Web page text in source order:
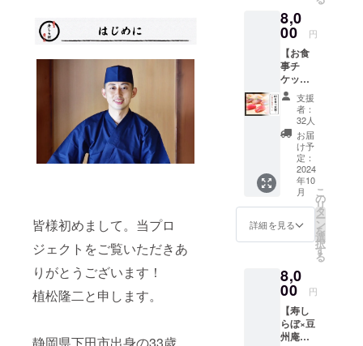
皆様初めまして。当プロ
ジェクトをご覧いただきあ
りがとうございます！
植松隆二と申します。
す。万
が一
10/13(
日)22時
よりも
後に支
援され
た場合
は下田
ソルト
１袋を
ご提供
しま
す。 下
１パッ
ク 保存
を避け
て常温
保存 原
産国:日
本 産地:
ます。
※送料込
※2025
年3月ま
でに発
送いた
しま
す。 下
田ソル
90g×2
パック
保存方
法:高温
多湿を
避けて
産地:静
岡県
15:00
@高円
寺 (ビア
カフェ
萬感)
住所：
東京都
杉並区
高円寺
南３丁
目４７
−８ コ
ラボイ
ベント
限定の
特選寿
司セッ
※昼は支
援者の
ローズ
ドな会
（当日
8,0
00 円
【お食
事チ
ケッ
ト】 寿
しらぼ
302での
お食事
券。60
分食べ
放題チ
ケット
一回分
です。
※立食い
形式
法〉 ご
来店時
に提供
※スタッ
フにク
ラウド
支援
者：
32人
お届
け予
定：
2024
年10
月
詳細を見る
こ
の
リ
タ
ー
ン
を
選
択
す
る
8,0
00 円
【寿し
らぼ×豆
州庵】